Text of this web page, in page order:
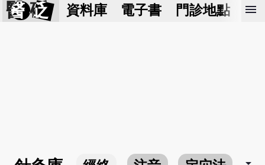
醫 砭 資料庫 電子書 門診地點 預
menu